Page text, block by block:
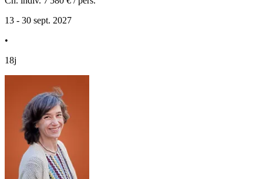
13 - 30 sept. 2027
•
18j